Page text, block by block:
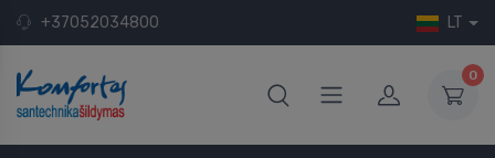
+37052034800 LT
0